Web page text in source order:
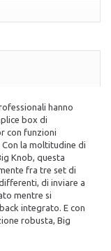
hanno
box di
con funzioni
la moltitudine di
Knob, questa
fra tre set di
di inviare a
mentre si
integrato. E con
robusta, Big